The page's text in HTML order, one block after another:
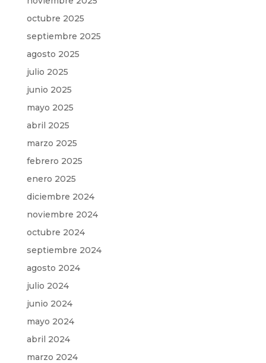
octubre 2025
septiembre 2025
agosto 2025
julio 2025
junio 2025
mayo 2025
abril 2025
marzo 2025
febrero 2025
enero 2025
diciembre 2024
noviembre 2024
octubre 2024
septiembre 2024
agosto 2024
julio 2024
junio 2024
mayo 2024
abril 2024
marzo 2024